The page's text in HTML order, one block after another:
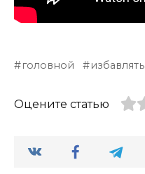
головной избавлять
Оцените статью